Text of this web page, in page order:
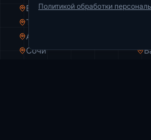
Волгоград
Таганрог
Армавир
Сочи
Политикой обработки